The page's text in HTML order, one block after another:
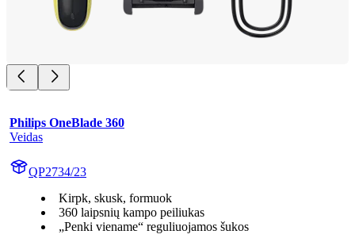
Philips OneBlade 360
Veidas
QP2734/23
Kirpk, skusk, formuok
360 laipsnių kampo peiliukas
„Penki viename“ reguliuojamos šukos